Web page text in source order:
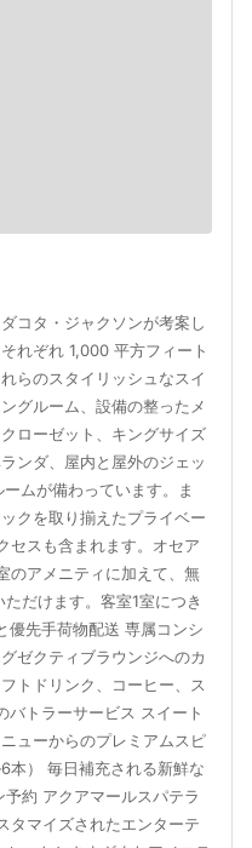
コタ・ジャクソンが考案し
れぞれ 1,000 平方フィート
らのスタイリッシュなスイ
グルーム、設備の整ったメ
ローゼット、キングサイズ
ンダ、屋内と屋外のジェッ
ムが備わっています。ま
クを取り揃えたプライベー
セスも含まれます。オセア
のアメニティに加えて、無
だけます。客室1室につき
優先手荷物配送 専属コンシ
ゼクティブラウンジへのカ
トドリンク、コーヒー、ス
トラーサービス スイート
ューからのプレミアムスピ
本） 毎日補充される新鮮な
約 アクアマールスパテラ
タマイズされたエンターテ